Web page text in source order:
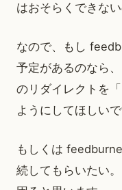
はおそらくできな
なので、もし
予定があるのなら
のリダイレクトを
ようにしてほしいで
もしくは
続してもらいたい